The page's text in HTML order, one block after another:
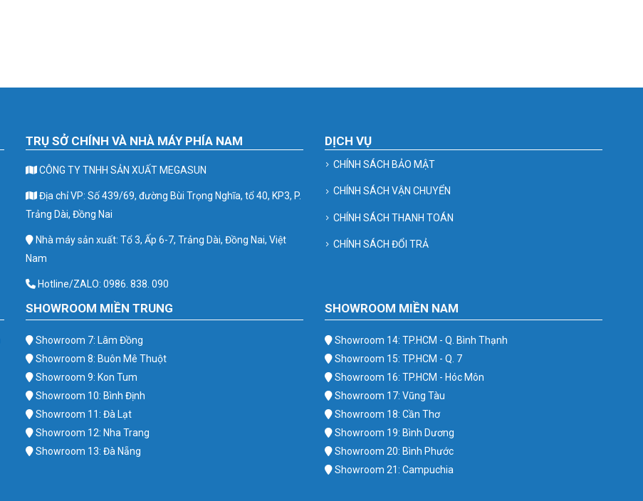
TRỤ SỞ CHÍNH VÀ NHÀ MÁY PHÍA NAM
CÔNG TY TNHH SẢN XUẤT MEGASUN
Địa chỉ VP: Số 439/69, đường Bùi Trọng Nghĩa, tổ 40, KP3, P.
Trảng Dài, Đồng Nai
Nhà máy sản xuất: Tổ 3, Ấp 6-7, Trảng Dài, Đồng Nai, Việt
Nam
Hotline/ZALO: 0986. 838. 090
DỊCH VỤ
CHÍNH SÁCH BẢO MẬT
CHÍNH SÁCH VẬN CHUYỂN
CHÍNH SÁCH THANH TOÁN
CHÍNH SÁCH ĐỔI TRẢ
SHOWROOM MIỀN TRUNG
Showroom 7: Lâm Đồng
Showroom 8: Buôn Mê Thuột
Showroom 9: Kon Tum
Showroom 10: Bình Định
Showroom 11: Đà Lạt
Showroom 12: Nha Trang
Showroom 13: Đà Nẵng
SHOWROOM MIỀN NAM
Showroom 14: TP.HCM - Q. Bình Thạnh
Showroom 15: TP.HCM - Q. 7
Showroom 16: TP.HCM - Hóc Môn
Showroom 17: Vũng Tàu
Showroom 18: Cần Thơ
Showroom 19: Bình Dương
Showroom 20: Bình Phước
Showroom 21: Campuchia